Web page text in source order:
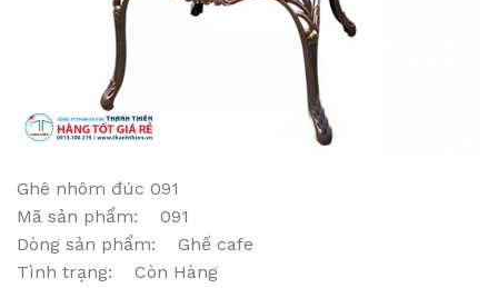
Ghê nhôm đúc 091
Mã sản phẩm: 091
Dòng sản phẩm: Ghế cafe
Tình trạng: Còn Hàng